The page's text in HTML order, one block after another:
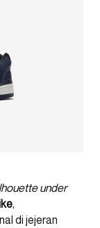
under
,
di jejeran